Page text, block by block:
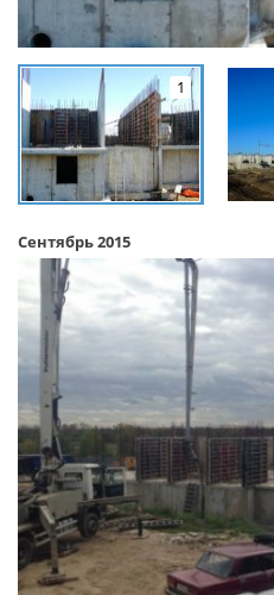
1
Сентябрь 2015